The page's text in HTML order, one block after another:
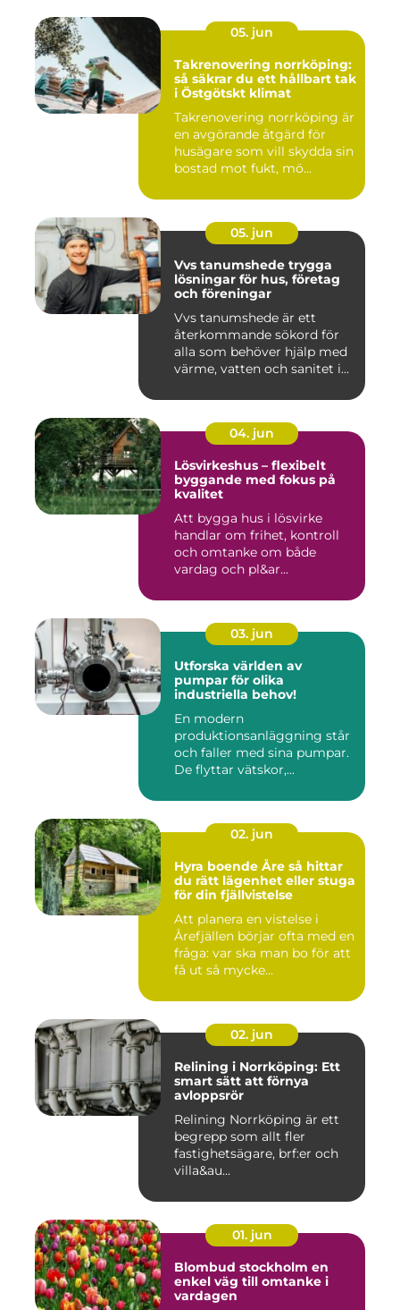
05. jun
Takrenovering norrköping:
så säkrar du ett hållbart tak
i Östgötskt klimat
Takrenovering norrköping är
en avgörande åtgärd för
husägare som vill skydda sin
bostad mot fukt, mö...
05. jun
Vvs tanumshede trygga
lösningar för hus, företag
och föreningar
Vvs tanumshede är ett
återkommande sökord för
alla som behöver hjälp med
värme, vatten och sanitet i...
04. jun
Lösvirkeshus – flexibelt
byggande med fokus på
kvalitet
Att bygga hus i lösvirke
handlar om frihet, kontroll
och omtanke om både
vardag och pl&ar...
03. jun
Utforska världen av
pumpar för olika
industriella behov!
En modern
produktionsanläggning står
och faller med sina pumpar.
De flyttar vätskor,...
02. jun
Hyra boende Åre så hittar
du rätt lägenhet eller stuga
för din fjällvistelse
Att planera en vistelse i
Årefjällen börjar ofta med en
fråga: var ska man bo för att
få ut så mycke...
02. jun
Relining i Norrköping: Ett
smart sätt att förnya
avloppsrör
Relining Norrköping är ett
begrepp som allt fler
fastighetsägare, brf:er och
villa&au...
01. jun
Blombud stockholm en
enkel väg till omtanke i
vardagen